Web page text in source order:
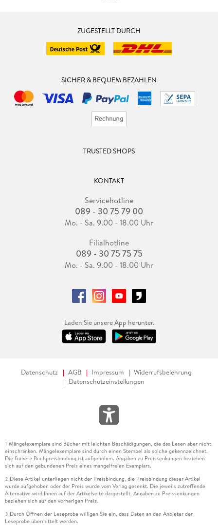
ZUGESTELLT DURCH
SICHER & BEQUEM BEZAHLEN
TRUSTED SHOPS
KONTAKT
Servicehotline
089 - 30 75 79 00
Mo. - Sa. 9.00 - 18.00 Uhr
Filialhotline
089 - 30 75 75 75
Mo. - Sa. 9.00 - 18.00 Uhr
Laden Sie unsere App herunter.
Datenschutz AGB Impressum
Widerrufsbelehrung
Datenschutzeinstellungen
1 Mängelexemplare sind Bücher mit leichten Beschädigungen, die das Lesen aber nicht
einschränken. Mängelexemplare sind durch einen Stempel als solche gekennzeichnet.
Die frühere Buchpreisbindung ist aufgehoben. Angaben zu Preissenkungen beziehen
sich auf den gebundenen Preis eines mangelfreien Exemplars.
2 Diese Artikel unterliegen nicht der Preisbindung, die Preisbindung dieser Artikel
wurde aufgehoben oder der Preis wurde vom Verlag gesenkt. Die jeweils zutreffende
Alternative wird Ihnen auf der Artikelseite dargestellt. Angaben zu Preissenkungen
beziehen sich auf den vorherigen Preis.
3 Durch Öffnen der Leseprobe willigen Sie ein, dass Daten an den Anbieter der
Leseprobe übermittelt werden.